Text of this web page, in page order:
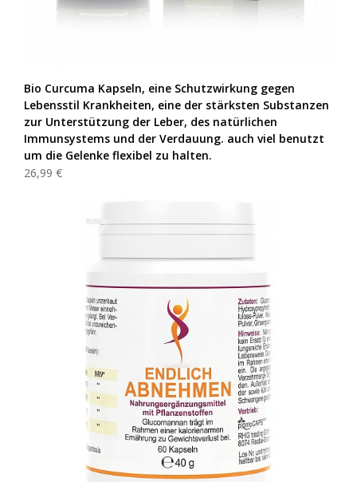
Bio Curcuma Kapseln, eine Schutzwirkung gegen
Lebensstil Krankheiten, eine der stärksten Substanzen
zur Unterstützung der Leber, des natürlichen
Immunsystems und der Verdauung. auch viel benutzt
um die Gelenke flexibel zu halten.
26,99 €